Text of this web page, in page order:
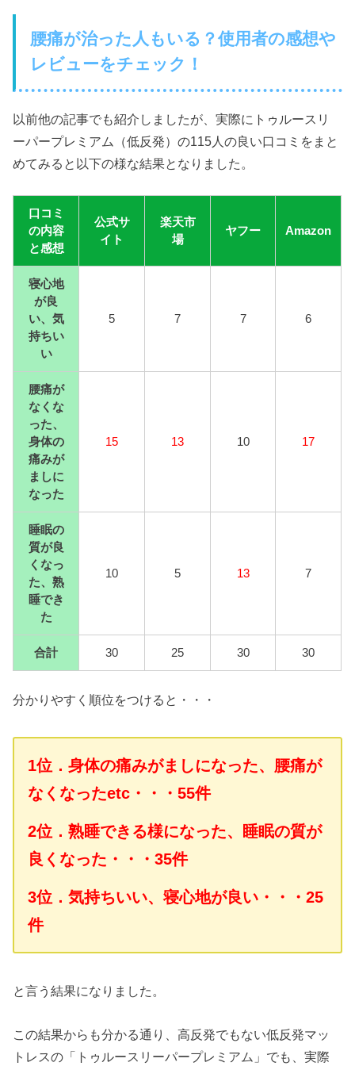
腰痛が治った人もいる？使用者の感想や
レビューをチェック！
以前他の記事でも紹介しましたが、実際にトゥルースリ
ーパープレミアム（低反発）の115人の良い口コミをまと
めてみると以下の様な結果となりました。
口コミ
の内容
と感想
公式サ
イト
楽天市
場
ヤフー Amazon
寝心地
が良
い、気
持ちい
い
5 7 7 6
腰痛が
なくな
った、
身体の
痛みが
ましに
なった
15 13 10 17
睡眠の
質が良
くなっ
た、熟
睡でき
た
10 5 13 7
合計 30 25 30 30
分かりやすく順位をつけると・・・
1位．身体の痛みがましになった、腰痛が
なくなったetc・・・55件
2位．熟睡できる様になった、睡眠の質が
良くなった・・・35件
3位．気持ちいい、寝心地が良い・・・25
件
と言う結果になりました。
この結果からも分かる通り、高反発でもない低反発マッ
トレスの「トゥルースリーパープレミアム」でも、実際